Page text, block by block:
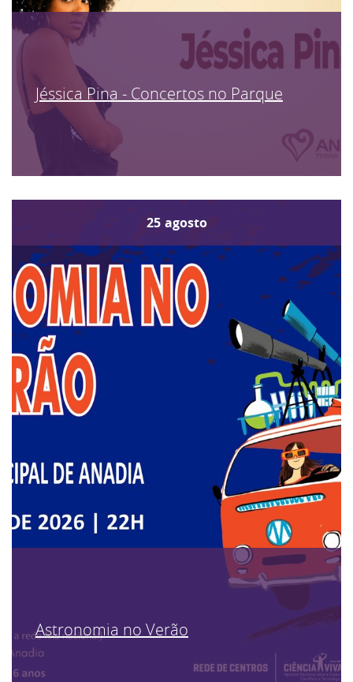
Jéssica Pina - Concertos no Parque
25 agosto
Astronomia no Verão